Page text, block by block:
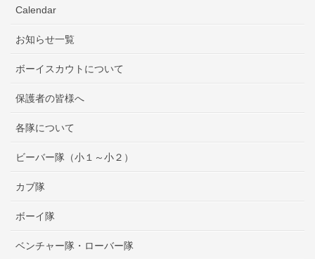
Calendar
お知らせ一覧
ボーイスカウトについて
保護者の皆様へ
各隊について
ビーバー隊（小１～小２）
カブ隊
ボーイ隊
ベンチャー隊・ローバー隊